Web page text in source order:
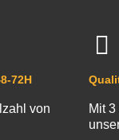
72H
von
Mit